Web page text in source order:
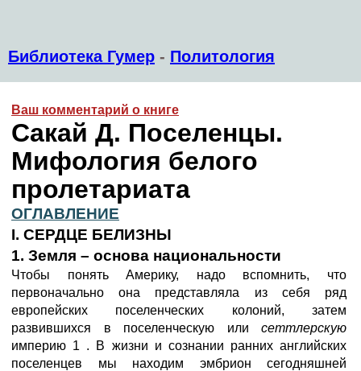
Библиотека Гумер - Политология
Ваш комментарий о книге
Сакай Д. Поселенцы.
Мифология белого
пролетариата
ОГЛАВЛЕНИЕ
I. СЕРДЦЕ БЕЛИЗНЫ
1. Земля – основа национальности
Чтобы понять Америку, надо вспомнить, что
первоначально она представляла из себя ряд
европейских поселенческих колоний, затем
развившихся в поселенческую или сеттлерскую
империю 1 . В жизни и сознании ранних английских
поселенцев мы находим эмбрион сегодняшней